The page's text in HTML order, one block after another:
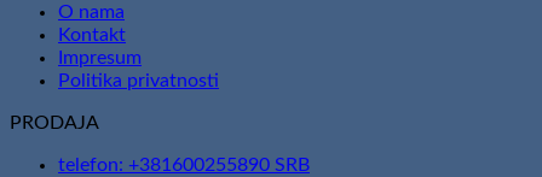
O nama
Kontakt
Impresum
Politika privatnosti
PRODAJA
telefon: +381600255890 SRB